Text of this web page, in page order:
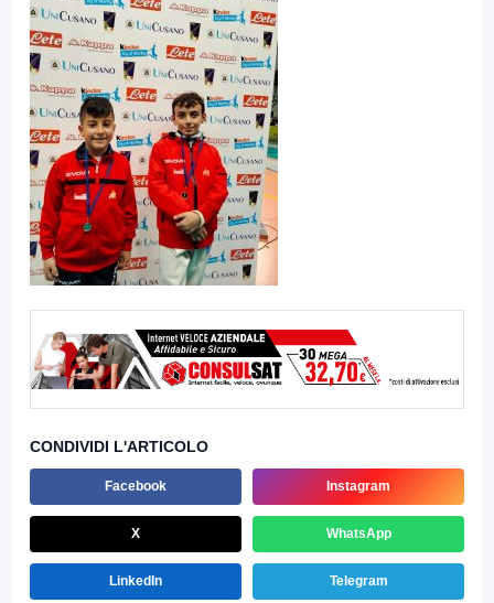
CONDIVIDI L'ARTICOLO
Facebook Instagram
X WhatsApp
LinkedIn Telegram